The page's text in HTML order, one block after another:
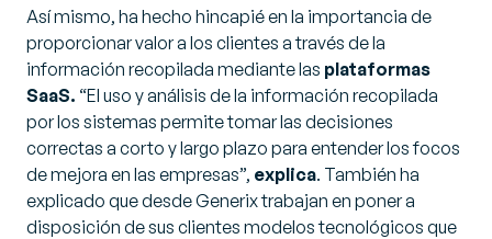
Así mismo, ha hecho hincapié en la importancia de
proporcionar valor a los clientes a través de la
información recopilada mediante las plataformas
SaaS. “El uso y análisis de la información recopilada
por los sistemas permite tomar las decisiones
correctas a corto y largo plazo para entender los focos
de mejora en las empresas”, explica. También ha
explicado que desde Generix trabajan en poner a
disposición de sus clientes modelos tecnológicos que